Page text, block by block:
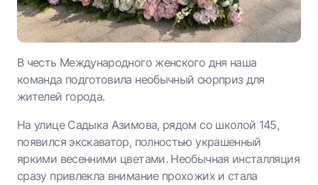
В честь Международного женского дня наша
команда подготовила необычный сюрприз для
жителей города.
На улице Садыка Азимова, рядом со школой 145,
появился экскаватор, полностью украшенный
яркими весенними цветами. Необычная инсталляция
сразу привлекла внимание прохожих и стала